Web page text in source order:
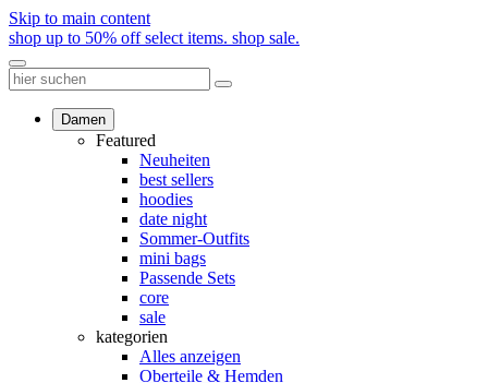
Skip to main content
shop up to 50% off select items. shop sale.
Damen
Featured
Neuheiten
best sellers
hoodies
date night
Sommer-Outfits
mini bags
Passende Sets
core
sale
kategorien
Alles anzeigen
Oberteile & Hemden